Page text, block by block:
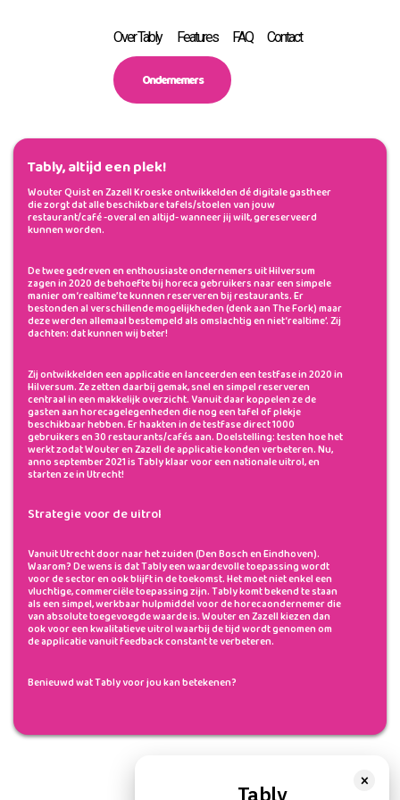
Over Tably Features FAQ Contact
Ondernemers
Tably, altijd een plek!
Wouter Quist en Zazell Kroeske ontwikkelden dé digitale gastheer
die zorgt dat alle beschikbare tafels/stoelen van jouw
restaurant/café -overal en altijd- wanneer jij wilt, gereserveerd
kunnen worden.
De twee gedreven en enthousiaste ondernemers uit Hilversum
zagen in 2020 de behoefte bij horeca gebruikers naar een simpele
manier om ‘realtime’ te kunnen reserveren bij restaurants. Er
bestonden al verschillende mogelijkheden (denk aan The Fork) maar
deze werden allemaal bestempeld als omslachtig en niet ‘realtime’. Zij
dachten: dat kunnen wij beter!
Zij ontwikkelden een applicatie en lanceerden een testfase in 2020 in
Hilversum. Ze zetten daarbij gemak, snel en simpel reserveren
centraal in een makkelijk overzicht. Vanuit daar koppelen ze de
gasten aan horecagelegenheden die nog een tafel of plekje
beschikbaar hebben. Er haakten in de testfase direct 1000
gebruikers en 30 restaurants/cafés aan. Doelstelling: testen hoe het
werkt zodat Wouter en Zazell de applicatie konden verbeteren. Nu,
anno september 2021 is Tably klaar voor een nationale uitrol, en
starten ze in Utrecht!
Strategie voor de uitrol
Vanuit Utrecht door naar het zuiden (Den Bosch en Eindhoven).
Waarom? De wens is dat Tably een waardevolle toepassing wordt
voor de sector en ook blijft in de toekomst. Het moet niet enkel een
vluchtige, commerciële toepassing zijn. Tably komt bekend te staan
als een simpel, werkbaar hulpmiddel voor de horecaondernemer die
van absolute toegevoegde waarde is. Wouter en Zazell kiezen dan
ook voor een kwalitatieve uitrol waarbij de tijd wordt genomen om
de applicatie vanuit feedback constant te verbeteren.
Benieuwd wat Tably voor jou kan betekenen?
×
Tably